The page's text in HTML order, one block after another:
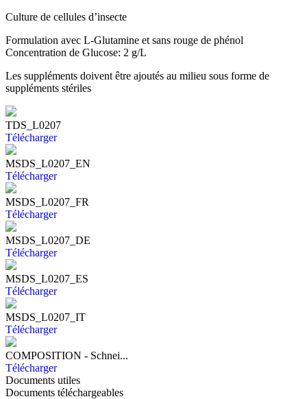
Culture de cellules d’insecte
Formulation avec L-Glutamine et sans rouge de phénol
Concentration de Glucose: 2 g/L
Les suppléments doivent être ajoutés au milieu sous forme de
suppléments stériles
TDS_L0207
Télécharger
MSDS_L0207_EN
Télécharger
MSDS_L0207_FR
Télécharger
MSDS_L0207_DE
Télécharger
MSDS_L0207_ES
Télécharger
MSDS_L0207_IT
Télécharger
COMPOSITION - Schnei...
Télécharger
Documents utiles
Documents téléchargeables